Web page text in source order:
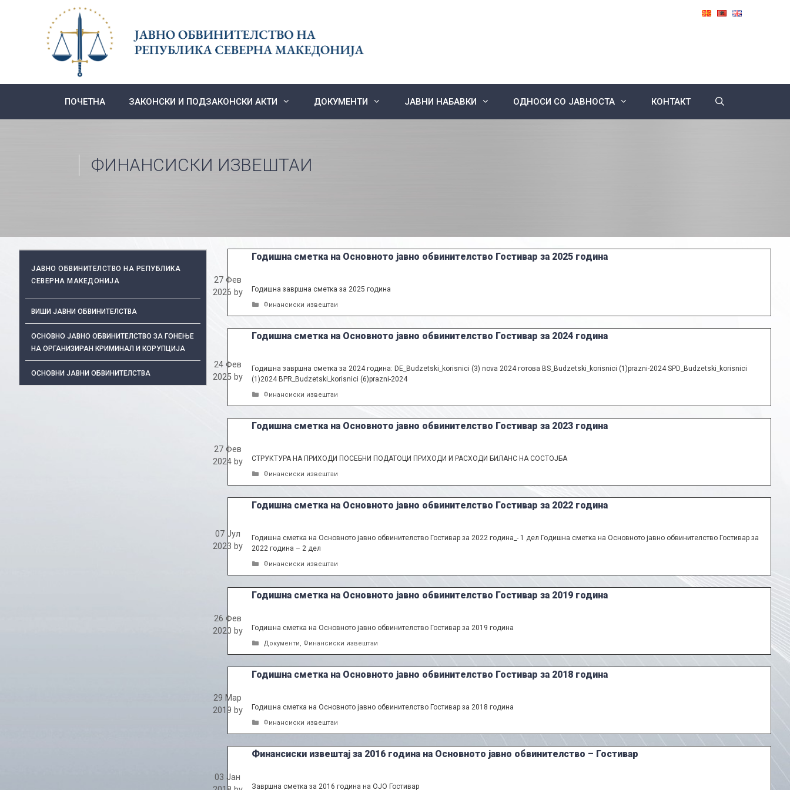
ПОЧЕТНА ЗАКОНСКИ И ПОДЗАКОНСКИ АКТИ ДОКУМЕНТИ ЈАВНИ НАБАВКИ ОДНОСИ СО ЈАВНОСТА КОНТАКТ
ФИНАНСИСКИ ИЗВЕШТАИ
Годишна сметка на Основното јавно обвинителство Гостивар за 2025 година
27 Фев
2026 by Годишна завршна сметка за 2025 година
Categories
Финансиски извештаи
Годишна сметка на Основното јавно обвинителство Гостивар за 2024 година
24 Фев
2025 by
Годишна завршна сметка за 2024 година: DE_Budzetski_korisnici (3) nova 2024 готова BS_Budzetski_korisnici (1)prazni-2024 SPD_Budzetski_korisnici
(1)2024 BPR_Budzetski_korisnici (6)prazni-2024
Categories
Финансиски извештаи
Годишна сметка на Основното јавно обвинителство Гостивар за 2023 година
27 Фев
2024 by СТРУКТУРА НА ПРИХОДИ ПОСЕБНИ ПОДАТОЦИ ПРИХОДИ И РАСХОДИ БИЛАНС НА СОСТОЈБА
Categories
Финансиски извештаи
Годишна сметка на Основното јавно обвинителство Гостивар за 2022 година
07 Јул
2023 by
Годишна сметка на Основното јавно обвинителство Гостивар за 2022 година_- 1 дел Годишна сметка на Основното јавно обвинителство Гостивар за
2022 година – 2 дел
Categories
Финансиски извештаи
Годишна сметка на Основното јавно обвинителство Гостивар за 2019 година
26 Фев
2020 by Годишна сметка на Основното јавно обвинителство Гостивар за 2019 година
Categories
Документи, Финансиски извештаи
Годишна сметка на Основното јавно обвинителство Гостивар за 2018 година
29 Мар
2019 by Годишна сметка на Основното јавно обвинителство Гостивар за 2018 година
Categories
Финансиски извештаи
Финансиски извештај за 2016 година на Основното јавно обвинителство – Гостивар
03 Јан
Завршна сметка за 2016 година на ОЈО Гостивар
ЈАВНО ОБВИНИТЕЛСТВО НА РЕПУБЛИКА
СЕВЕРНА МАКЕДОНИЈА
ВИШИ ЈАВНИ ОБВИНИТЕЛСТВА
ОСНОВНО ЈАВНО ОБВИНИТЕЛСТВО ЗА ГОНЕЊЕ
НА ОРГАНИЗИРАН КРИМИНАЛ И КОРУПЦИЈА
ОСНОВНИ ЈАВНИ ОБВИНИТЕЛСТВА